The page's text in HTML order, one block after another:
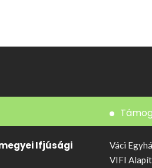
Ifjúsági
Váci
VIFI